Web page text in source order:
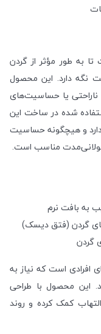
به طور مؤثر از گردن
نگه دارد. این محصول
ناراحتی یا حساسیت‌های
شده در ساخت این
و هیچگونه حساسیت
طولانی‌مدت مناسب است.
به بافت نرم
گردن (فتق دیسک)
گردن
افرادی است که نیاز به
این محصول با طراحی
کمک کرده و روند